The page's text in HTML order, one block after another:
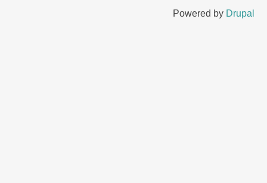
Powered by Drupal